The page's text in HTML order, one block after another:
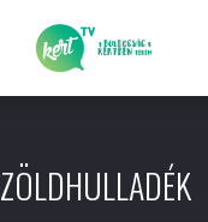
ZÖLDHULLADÉK